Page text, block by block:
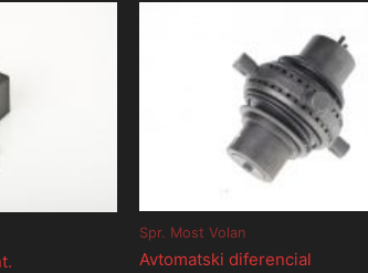
Spr. Most Volan
Avtomatski diferencial